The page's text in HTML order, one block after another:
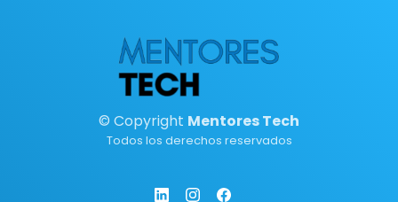
© Copyright Mentores Tech
Todos los derechos reservados